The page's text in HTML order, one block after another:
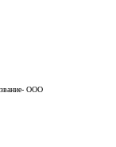
ООО